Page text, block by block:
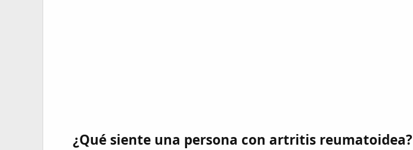
¿Qué siente una persona con artritis reumatoidea?